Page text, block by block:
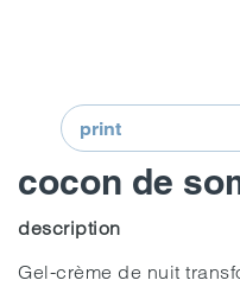
print
cocon de
description
Gel-crème de nuit